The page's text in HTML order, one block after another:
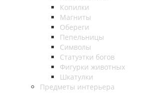
Копилки
Магниты
Обереги
Пепельницы
Символы
Статуэтки богов
Фигурки животных
Шкатулки
Предметы интерьера